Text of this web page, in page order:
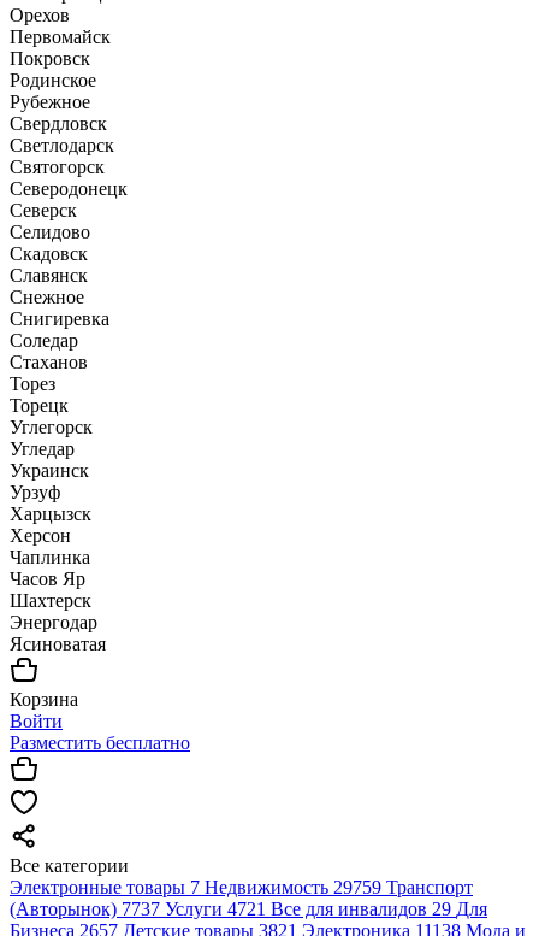
Орехов
Первомайск
Покровск
Родинское
Рубежное
Свердловск
Светлодарск
Святогорск
Северодонецк
Северск
Селидово
Скадовск
Славянск
Снежное
Снигиревка
Соледар
Стаханов
Торез
Торецк
Углегорск
Угледар
Украинск
Урзуф
Харцызск
Херсон
Чаплинка
Часов Яр
Шахтерск
Энергодар
Ясиноватая
Корзина
Войти
Разместить бесплатно
Все категории
Электронные товары 7 Недвижимость 29759 Транспорт
(Авторынок) 7737 Услуги 4721 Все для инвалидов 29 Для
Бизнеса 2657 Детские товары 3821 Электроника 11138 Мода и